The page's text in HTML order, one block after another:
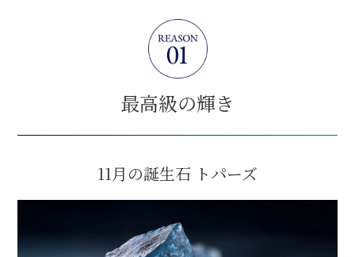
最高級の輝き
11月の誕生石 トパーズ